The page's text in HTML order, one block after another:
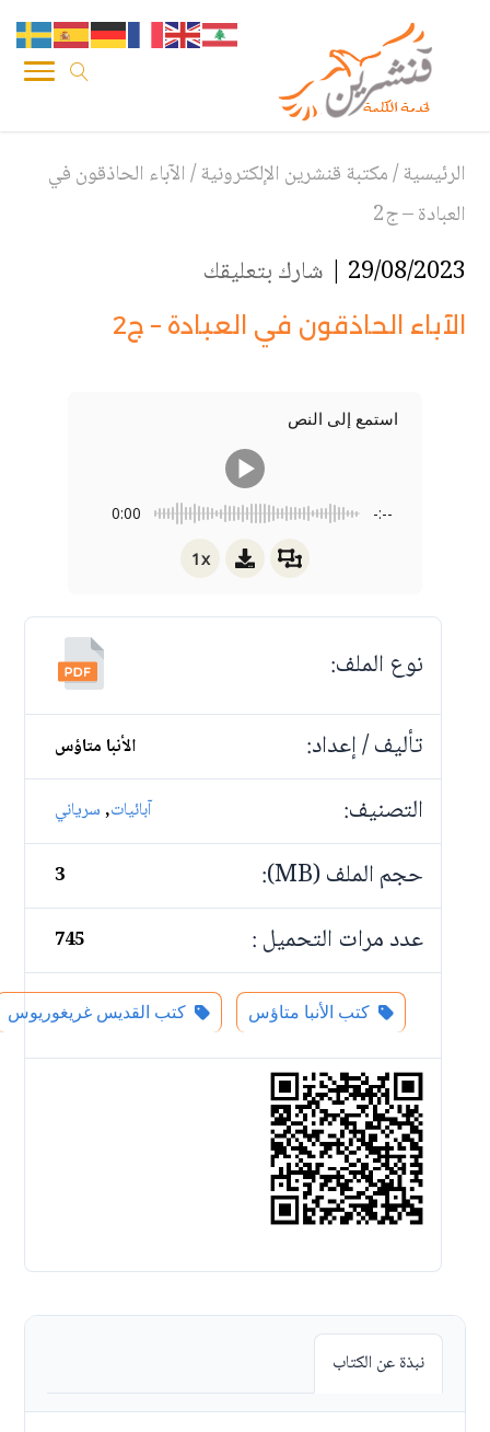
الرئيسية/مكتبة قنشرين الإلكترونية/الآباء الحاذقون في
العبادة – ج2
29/08/2023 | شارك بتعليقك
الآباء الحاذقون في العبادة – ج2
استمع إلى النص
0:00 -:--
1x
نوع الملف:
تأليف / إعداد:
الأنبا متاؤس
التصنيف: آبائيات,سرياني
حجم الملف (MB): 3
عدد مرات التحميل : 745
كتب الأنبا متاؤس كتب القديس غريغوريوس
نبذة عن الكتاب